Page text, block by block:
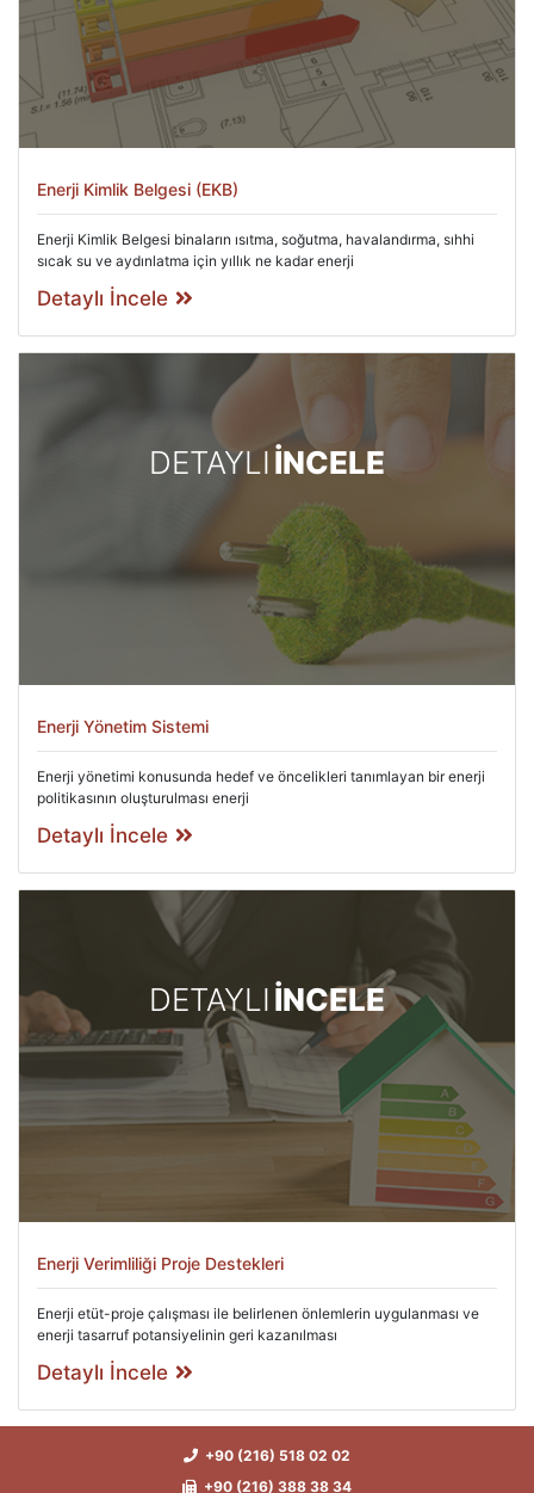
Enerji Kimlik Belgesi (EKB)
Enerji Kimlik Belgesi binaların ısıtma, soğutma, havalandırma, sıhhi
sıcak su ve aydınlatma için yıllık ne kadar enerji
Detaylı İncele
DETAYLIİNCELE
Enerji Yönetim Sistemi
Enerji yönetimi konusunda hedef ve öncelikleri tanımlayan bir enerji
politikasının oluşturulması enerji
Detaylı İncele
DETAYLIİNCELE
Enerji Verimliliği Proje Destekleri
Enerji etüt-proje çalışması ile belirlenen önlemlerin uygulanması ve
enerji tasarruf potansiyelinin geri kazanılması
Detaylı İncele
+90 (216) 518 02 02
+90 (216) 388 38 34